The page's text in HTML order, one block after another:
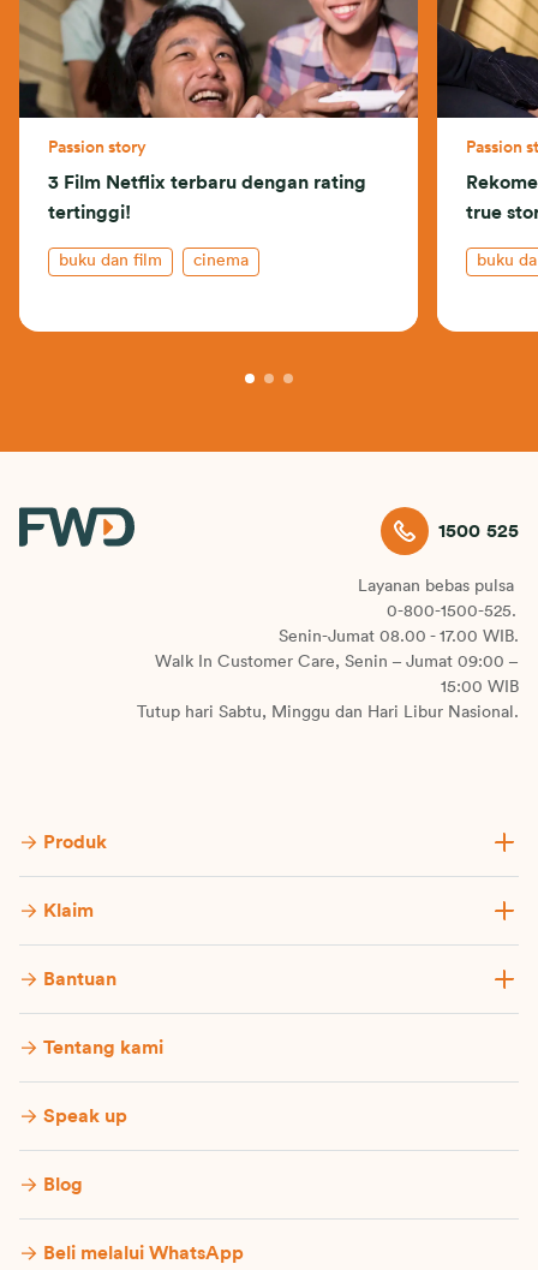
Passion story
3 Film Netflix terbaru dengan rating
tertinggi!
buku dan film cinema
Passion
true
buku
1500 525
Layanan bebas pulsa
0-800-1500-525.
Senin-Jumat 08.00 - 17.00 WIB.
Walk In Customer Care, Senin – Jumat 09:00 –
15:00 WIB
Tutup hari Sabtu, Minggu dan Hari Libur Nasional.
Produk
Klaim
Bantuan
Tentang kami
Speak up
Blog
Beli melalui WhatsApp